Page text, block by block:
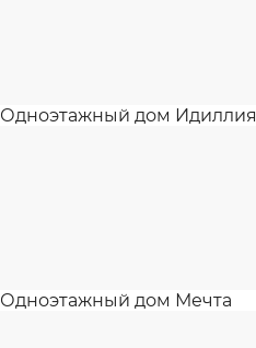
Одноэтажный дом Идиллия
Одноэтажный дом Мечта